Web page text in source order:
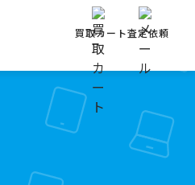
買取カート査定依頼